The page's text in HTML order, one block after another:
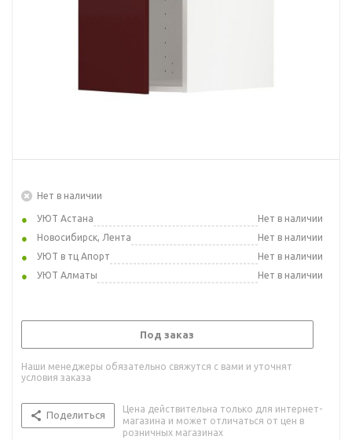
Нет в наличии
УЮТ Астана
Нет в наличии
Новосибирск, Лента
Нет в наличии
УЮТ в тц Апорт
Нет в наличии
УЮТ Алматы
Нет в наличии
Под заказ
Наши менеджеры обязательно свяжутся с вами и уточнят
условия заказа
Поделиться
Цена действительна только для интернет-
магазина и может отличаться от цен в
розничных магазинах